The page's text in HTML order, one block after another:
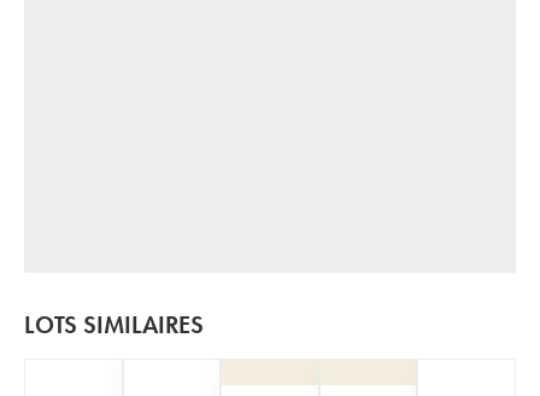
LOTS SIMILAIRES